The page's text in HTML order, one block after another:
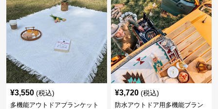
¥3,550 (税込)
多機能アウトドアブランケット
¥3,720 (税込)
防水アウトドア用多機能ブラン